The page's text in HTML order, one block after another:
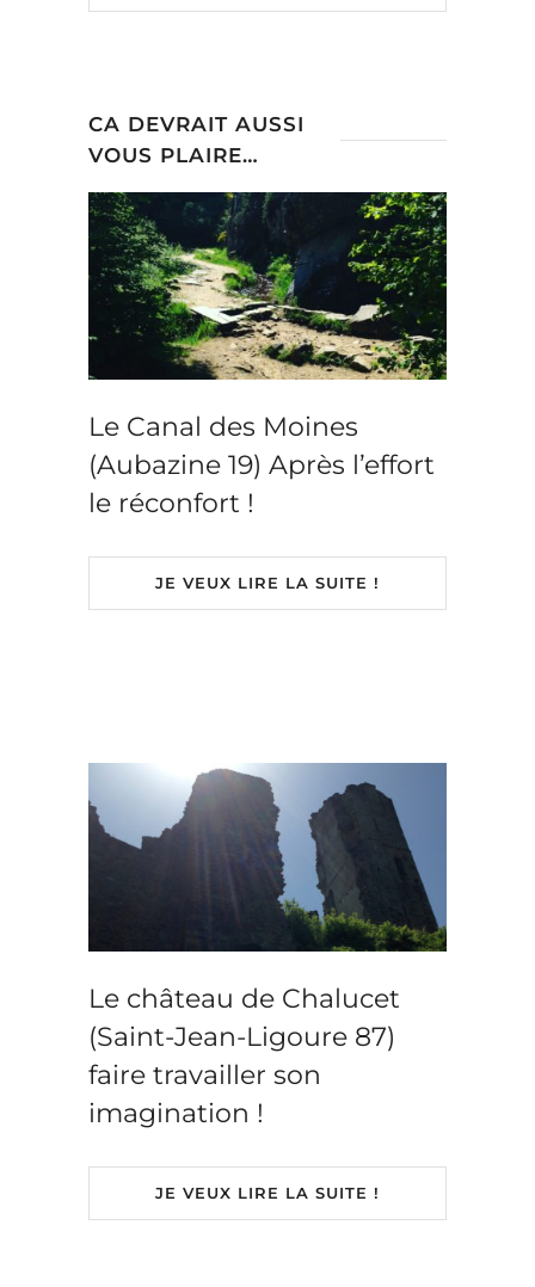
CA DEVRAIT AUSSI
VOUS PLAIRE…
Le Canal des Moines
(Aubazine 19) Après l’effort
le réconfort !
JE VEUX LIRE LA SUITE !
Le château de Chalucet
(Saint-Jean-Ligoure 87)
faire travailler son
imagination !
JE VEUX LIRE LA SUITE !